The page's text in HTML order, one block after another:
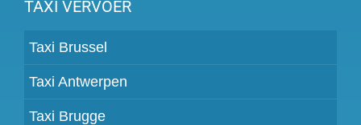
TAXI VERVOER
Taxi Brussel
Taxi Antwerpen
Taxi Brugge